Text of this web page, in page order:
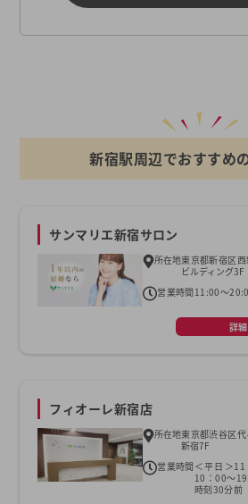
新宿駅周辺でおすすめ
サンマリエ新宿サロン
所在地東京都新宿区
ビルディング3F
営業時間 11:00～
詳
フィオーレ新宿店
所在地東京都渋谷区
新宿7F
営業時間 ＜平日＞
10：00～
時刻30分前